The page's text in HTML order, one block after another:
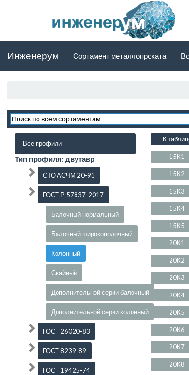
Инженерум Сортамент металлопроката
К
15К1
15К2
15К3
15К4
15К5
20К1
20К2
20К3
20К4
20К5
20К6
20К7
20К8
Все профили
Тип профиля: двутавр
СТО АСЧМ 20-93
ГОСТ Р 57837-2017
Балочный нормальный
Балочный широкополочный
Колонный
Свайный
Дополнительной серии балочный
Дополнительной серии колонный
ГОСТ 26020-83
ГОСТ 8239-89
ГОСТ 19425-74